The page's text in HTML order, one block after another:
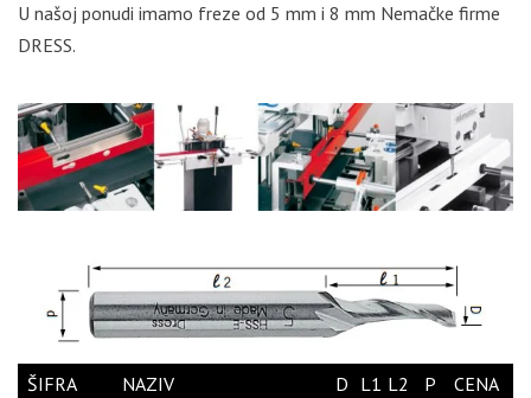
U našoj ponudi imamo freze od 5 mm i 8 mm Nemačke firme
DRESS.
ŠIFRA NAZIV D L1 L2 P CENA